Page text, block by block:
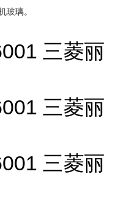
玻璃。
三菱丽
三菱丽
三菱丽